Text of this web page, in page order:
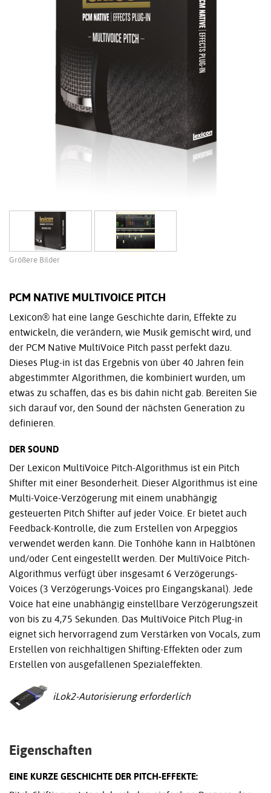
Größere Bilder
PCM NATIVE MULTIVOICE PITCH
Lexicon® hat eine lange Geschichte darin, Effekte zu
entwickeln, die verändern, wie Musik gemischt wird, und
der PCM Native MultiVoice Pitch passt perfekt dazu.
Dieses Plug-in ist das Ergebnis von über 40 Jahren fein
abgestimmter Algorithmen, die kombiniert wurden, um
etwas zu schaffen, das es bis dahin nicht gab. Bereiten Sie
sich darauf vor, den Sound der nächsten Generation zu
definieren.
DER SOUND
Der Lexicon MultiVoice Pitch-Algorithmus ist ein Pitch
Shifter mit einer Besonderheit. Dieser Algorithmus ist eine
Multi-Voice-Verzögerung mit einem unabhängig
gesteuerten Pitch Shifter auf jeder Voice. Er bietet auch
Feedback-Kontrolle, die zum Erstellen von Arpeggios
verwendet werden kann. Die Tonhöhe kann in Halbtönen
und/oder Cent eingestellt werden. Der MultiVoice Pitch-
Algorithmus verfügt über insgesamt 6 Verzögerungs-
Voices (3 Verzögerungs-Voices pro Eingangskanal). Jede
Voice hat eine unabhängig einstellbare Verzögerungszeit
von bis zu 4,75 Sekunden. Das MultiVoice Pitch Plug-in
eignet sich hervorragend zum Verstärken von Vocals, zum
Erstellen von reichhaltigen Shifting-Effekten oder zum
Erstellen von ausgefallenen Spezialeffekten.
iLok2-Autorisierung erforderlich
Eigenschaften
EINE KURZE GESCHICHTE DER PITCH-EFFEKTE: